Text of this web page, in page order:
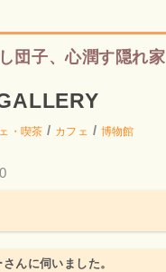
団子、心潤す隠れ家
・喫茶 / カフェ / 博物館
んに伺いました。